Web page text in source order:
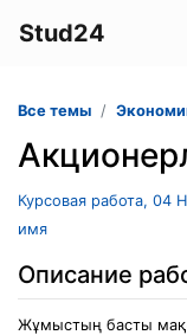
Stud24
Все темы
Курсовая работа, 04
имя
Описание
Жұмыстың басты